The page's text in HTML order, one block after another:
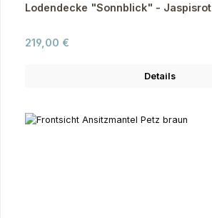
Lodendecke "Sonnblick" - Jaspisrot
Regulärer Preis:
219,00 €
Details